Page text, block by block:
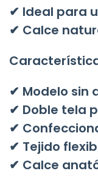
✔ Ideal para
✔ Calce
✔ Modelo sin
✔ Doble tela
✔
✔ Tejido
✔ Calce